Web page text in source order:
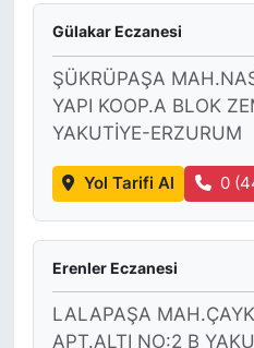
Gülakar Eczanesi
ŞÜKRÜPAŞA
YAPI KOOP.A BLOK
YAKUTİYE-ERZURUM
Yol Tarifi Al 0
Erenler Eczanesi
LALAPAŞA
APT.ALTI NO:2 B